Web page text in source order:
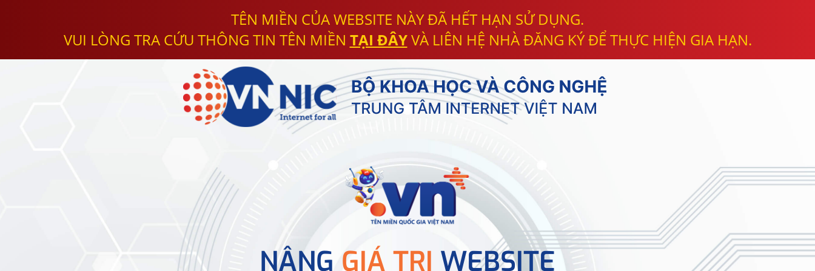
TÊN MIỀN CỦA WEBSITE NÀY ĐÃ HẾT HẠN SỬ DỤNG.
VUI LÒNG TRA CỨU THÔNG TIN TÊN MIỀN TẠI ĐÂYVÀ LIÊN HỆ NHÀ ĐĂNG KÝ ĐỂ THỰC HIỆN GIA HẠN.
NÂNG GIÁ TRỊ WEBSITE